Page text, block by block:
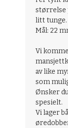
størrelse
litt tunge.
Mål: 22
Vi
av like
som
Ønsker
spesielt.
Vi lager